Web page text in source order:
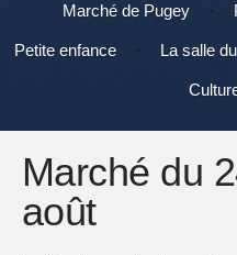
Marché de Pugey
Petite enfance La salle
Marché du
août